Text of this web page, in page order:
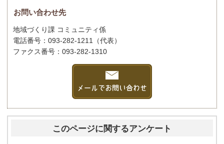
お問い合わせ先
地域づくり課 コミュニティ係
電話番号：093-282-1211（代表）
ファクス番号：093-282-1310
このページに関するアンケート